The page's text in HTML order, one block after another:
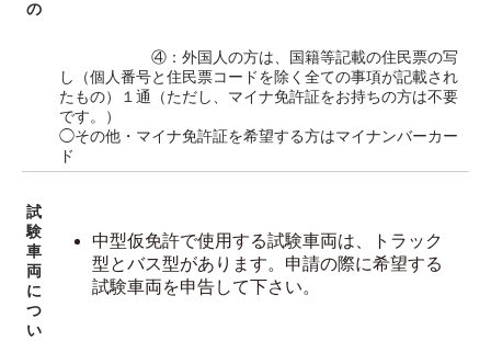
の
④：外国人の方は、国籍等記載の住民票の写
し（個人番号と住民票コードを除く全ての事項が記載され
たもの）１通（ただし、マイナ免許証をお持ちの方は不要
です。）
◯その他・マイナ免許証を希望する方はマイナンバーカー
ド
試
験
車
両
に
つ
い
中型仮免許で使用する試験車両は、トラック
型とバス型があります。申請の際に希望する
試験車両を申告して下さい。